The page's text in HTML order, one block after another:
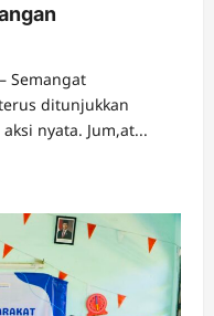
Semangat
ditunjukkan
nyata. Jum,at...